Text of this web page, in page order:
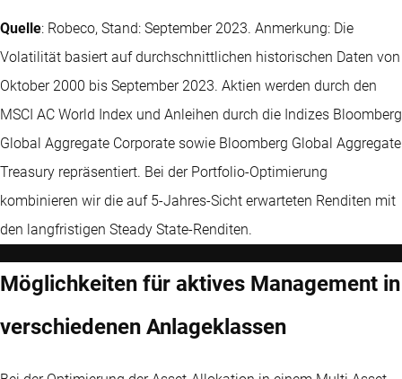
Quelle: Robeco, Stand: September 2023. Anmerkung: Die
Volatilität basiert auf durchschnittlichen historischen Daten von
Oktober 2000 bis September 2023. Aktien werden durch den
MSCI AC World Index und Anleihen durch die Indizes Bloomberg
Global Aggregate Corporate sowie Bloomberg Global Aggregate
Treasury repräsentiert. Bei der Portfolio-Optimierung
kombinieren wir die auf 5-Jahres-Sicht erwarteten Renditen mit
den langfristigen Steady State-Renditen.
Möglichkeiten für aktives Management in
verschiedenen Anlageklassen